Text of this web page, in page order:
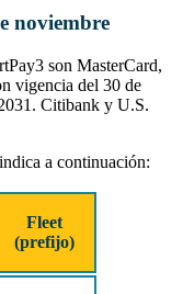
noviembre
son MasterCard,
vigencia del 30 de
Citibank y U.S.
a continuación:
Fleet
(prefijo)